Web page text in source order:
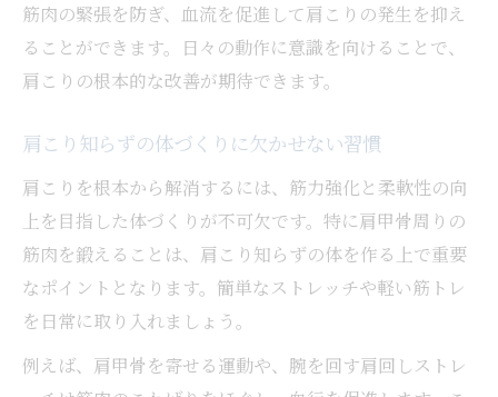
筋肉の緊張を防ぎ、血流を促進して肩こりの発生を抑え
ることができます。日々の動作に意識を向けることで、
肩こりの根本的な改善が期待できます。
肩こり知らずの体づくりに欠かせない習慣
肩こりを根本から解消するには、筋力強化と柔軟性の向
上を目指した体づくりが不可欠です。特に肩甲骨周りの
筋肉を鍛えることは、肩こり知らずの体を作る上で重要
なポイントとなります。簡単なストレッチや軽い筋トレ
を日常に取り入れましょう。
例えば、肩甲骨を寄せる運動や、腕を回す肩回しストレ